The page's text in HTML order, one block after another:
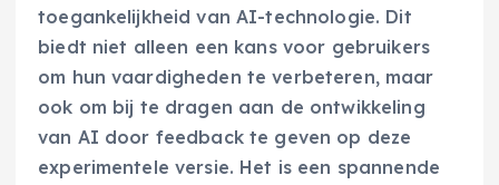
toegankelijkheid van AI-technologie. Dit
biedt niet alleen een kans voor gebruikers
om hun vaardigheden te verbeteren, maar
ook om bij te dragen aan de ontwikkeling
van AI door feedback te geven op deze
experimentele versie. Het is een spannende